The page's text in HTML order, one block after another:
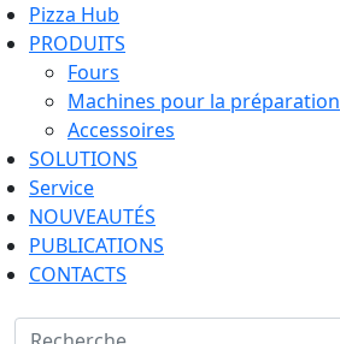
Pizza Hub
PRODUITS
Fours
Machines pour la préparation
Accessoires
SOLUTIONS
Service
NOUVEAUTÉS
PUBLICATIONS
CONTACTS